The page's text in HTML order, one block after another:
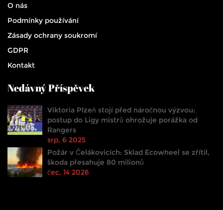
O nás
Podmínky používání
Zásady ochrany soukromí
GDPR
Kontakt
Nedávný Příspěvek
Viktoria Plzeň stojí před náročnou výzvou:
postup do Ligy mistrů ohrožuje porážka od
Rangers
srp, 6 2025
Požár v Čelákovicích: Sklad Ecowheel se zřítil,
škoda přesahuje 80 milionů
čec, 14 2026